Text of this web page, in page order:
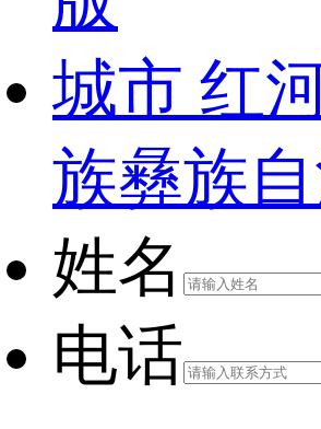
城市 红
族彝族
姓名
电话